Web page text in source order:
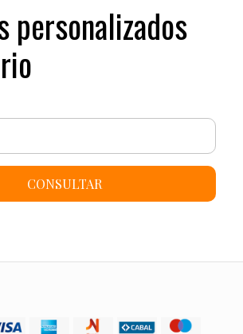
personalizados
CONSULTAR